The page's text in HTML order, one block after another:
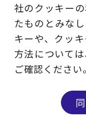
レイヤー
社のクッキー
たものとみな
キーや、クッ
方法については
ご確認ください。